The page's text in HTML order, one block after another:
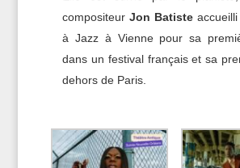
compositeur Jon Batisteaccueilli
à Jazz à Vienne pour sa
dans un festival français et sa
dehors de Paris.